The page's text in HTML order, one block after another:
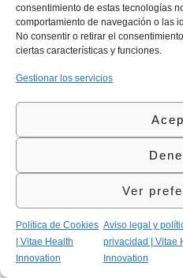
consentimiento de estas tecnologías
comportamiento de navegación o las
No consentir o retirar el
ciertas características y funciones.
Gestionar los servicios
Ver
Política de Cookies
| Vitae Health
Innovation
Aviso legal y
privacidad | Vitae
Innovation
estructura de los tejidos.
El aceite de espino amarillo se
cosméticos como en
destinadas al bienestar de la
cápsulas con omega 7 para
dentro de un enfoque más
general de la piel y las
adecuados de cuidado cutáneo
equilibrada; y, a nivel tópico,
labiales hidratantes y
sequedad localizada.
Xerosis en